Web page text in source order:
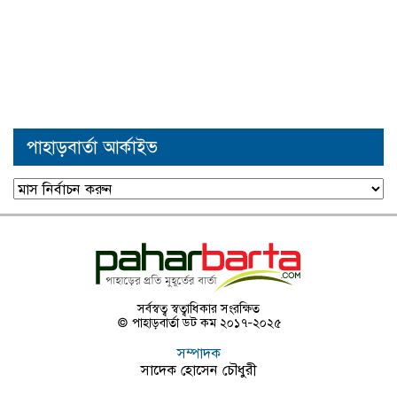
পাহাড়বার্তা আর্কাইভ
পাহাড়বার্তা
আর্কাইভ
সর্বস্বত্ব স্বত্বাধিকার সংরক্ষিত
© পাহাড়বার্তা ডট কম ২০১৭-২০২৫
সম্পাদক
সাদেক হোসেন চৌধুরী